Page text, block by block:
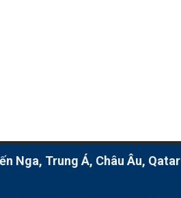
Nga, Trung Á, Châu Âu, Qatar